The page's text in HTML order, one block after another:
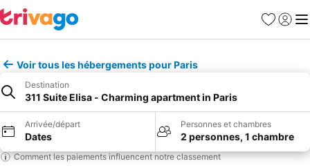
Favoris
Se
Voir tous les hébergements pour Paris
Destination
311 Suite Elisa - Charming apartment in Paris
Arrivée/départ
Dates
Personnes et chambres
2 personnes, 1 chambre
Comment les paiements influencent notre classement